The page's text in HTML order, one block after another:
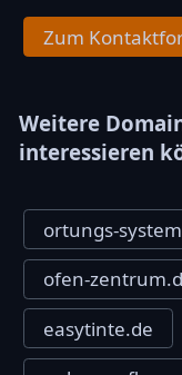
Zum
Weitere
interessieren
ortungs-
ofen-
easytinte.de